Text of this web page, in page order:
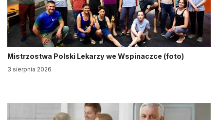
Mistrzostwa Polski Lekarzy we Wspinaczce (foto)
3 sierpnia 2026